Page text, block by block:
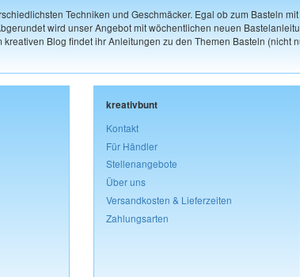
Techniken und Geschmäcker. Egal ob zum Basteln
wird unser Angebot mit wöchentlichen neuen
Blog findet ihr Anleitungen zu den Themen Basteln (nicht
kreativbunt
Kontakt
Für Händler
Stellenangebote
Über uns
Versandkosten & Lieferzeiten
Zahlungsarten